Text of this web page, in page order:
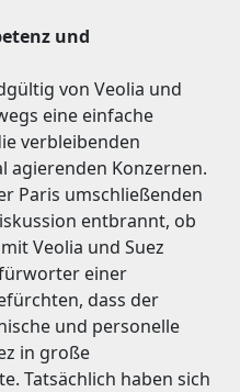
und
von Veolia und
eine einfache
verbleibenden
agierenden Konzernen.
Paris umschließenden
entbrannt, ob
Veolia und Suez
einer
dass der
und personelle
in große
Tatsächlich haben sich